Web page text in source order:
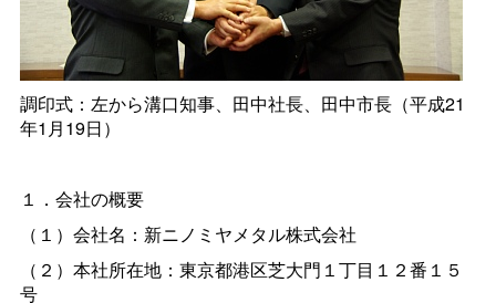
調印式：左から溝口知事、田中社長、田中市長（平成21
年1月19日）
１．会社の概要
（１）会社名：新ニノミヤメタル株式会社
（２）本社所在地：東京都港区芝大門１丁目１２番１５
号